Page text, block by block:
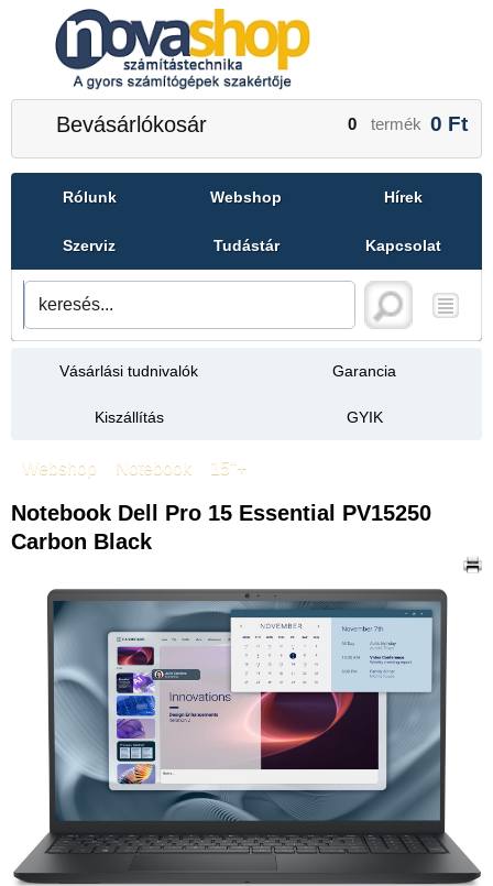
Bevásárlókosár 0 termék 0 Ft
Rólunk Webshop Hírek
Szerviz Tudástár Kapcsolat
Vásárlási tudnivalók Garancia
Kiszállítás GYIK
Webshop Notebook 15"+
Notebook Dell Pro 15 Essential PV15250
Carbon Black